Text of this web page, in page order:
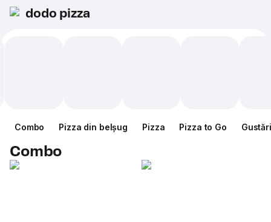
dodo pizza
Combo Pizza din belșug Pizza Pizza to Go Gustări
Combo